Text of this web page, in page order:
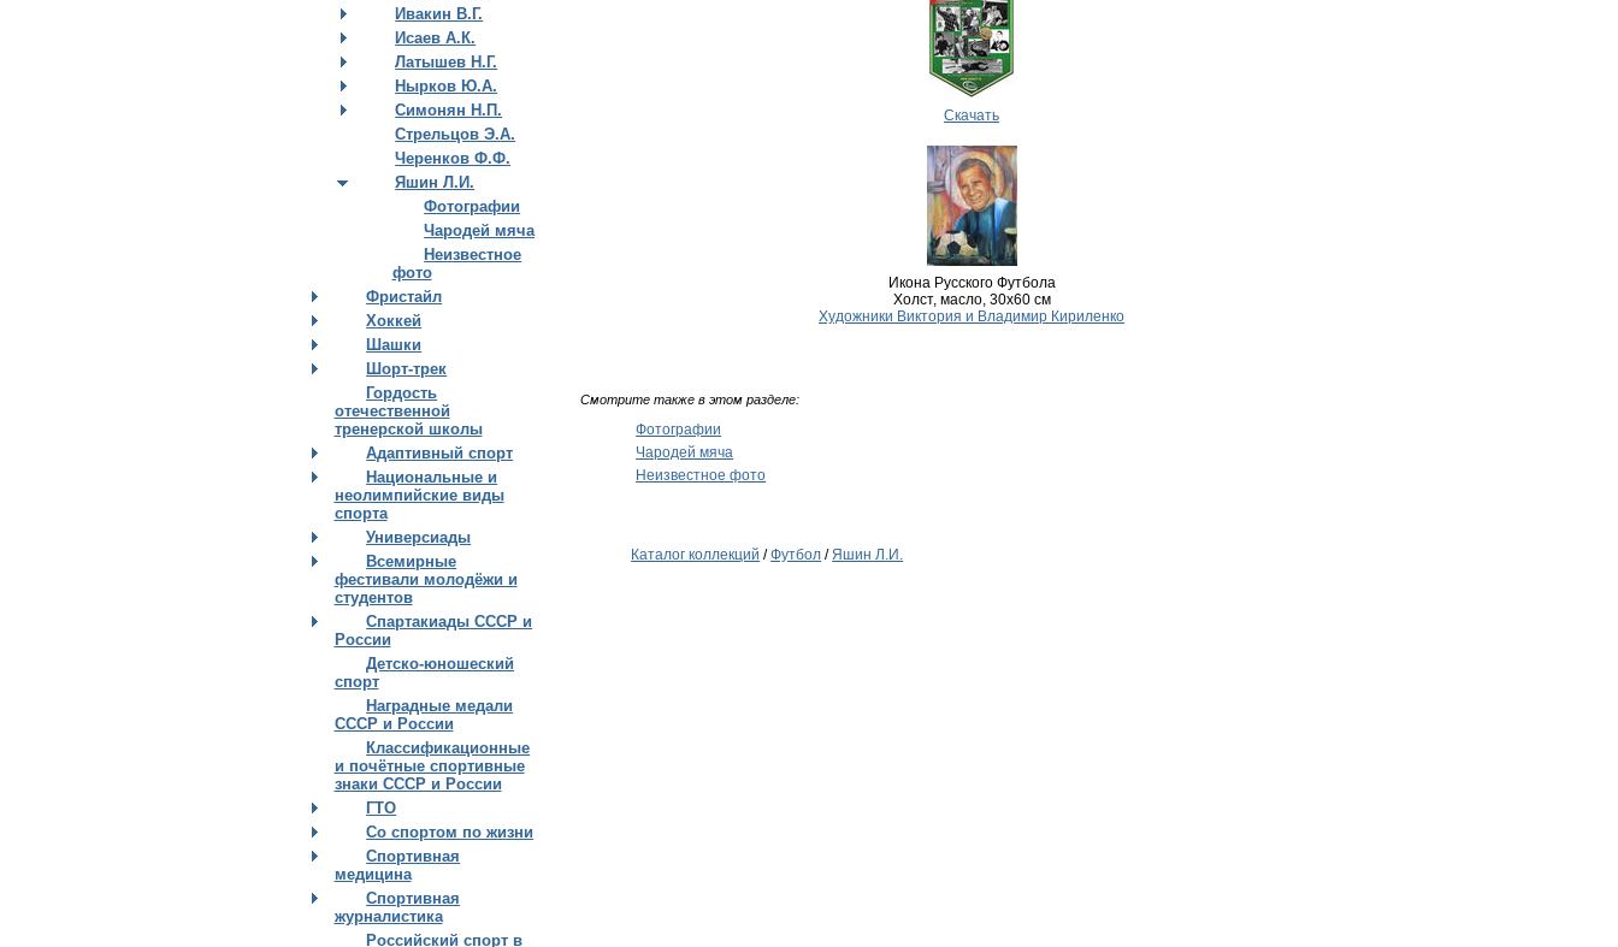
Ивакин В.Г.
Исаев А.К.
Латышев Н.Г.
Нырков Ю.А.
Симонян Н.П.
Стрельцов Э.А.
Черенков Ф.Ф.
Яшин Л.И.
Фотографии
Чародей мяча
Неизвестное
фото
Фристайл
Хоккей
Шашки
Шорт-трек
Гордость
отечественной
тренерской школы
Адаптивный спорт
Национальные и
неолимпийские виды
спорта
Универсиады
Всемирные
фестивали молодёжи и
студентов
Спартакиады СССР и
России
Детско-юношеский
спорт
Наградные медали
СССР и России
Классификационные
и почётные спортивные
знаки СССР и России
ГТО
Со спортом по жизни
Спортивная
медицина
Спортивная
журналистика
Российский спорт в
Скачать
Икона Русского Футбола
Холст, масло, 30х60 см
Художники Виктория и Владимир Кириленко
Смотрите также в этом разделе:
Фотографии
Чародей мяча
Неизвестное фото
Каталог коллекций /Футбол / Яшин Л.И.